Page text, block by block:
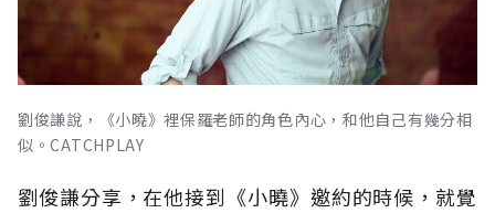
劉俊謙說，《小曉》裡保羅老師的角色內心，和他自己有幾分相
似。CATCHPLAY
劉俊謙分享，在他接到《小曉》邀約的時候，就覺